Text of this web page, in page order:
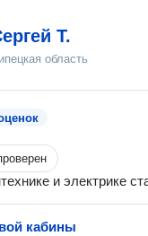
Т.
область
и электрике
кабины